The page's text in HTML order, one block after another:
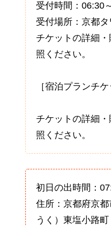
受付時間：06:30～
受付場所：京都
チケットの詳細・
照ください。
［宿泊プランチケ
チケットの詳細
照ください。
初日の出時間：
住所：京都府京
うく）東塩小路